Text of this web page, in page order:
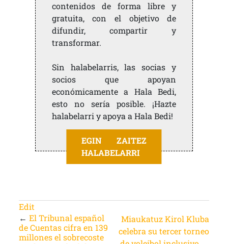
contenidos de forma libre y
gratuita, con el objetivo de
difundir, compartir y
transformar.
Sin halabelarris, las socias y
socios que apoyan
económicamente a Hala Bedi,
esto no sería posible. ¡Hazte
halabelarri y apoya a Hala Bedi!
EGIN ZAITEZ
HALABELARRI
Edit
← El Tribunal español
de Cuentas cifra en 139
millones el sobrecoste
Miaukatuz Kirol Kluba
celebra su tercer torneo